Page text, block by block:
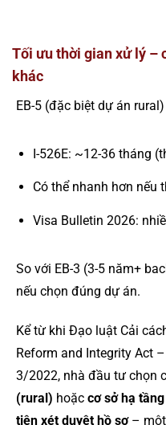
Tối ưu thời gian xử lý –
khác
EB-5 (đặc biệt dự án
I-526E: ~12-36 tháng
Có thể nhanh hơn nếu
Visa Bulletin 2026:
So với EB-3 (3-5 năm+
nếu chọn đúng dự án.
Kể từ khi Đạo luật Cải
Reform and Integrity Act
3/2022, nhà đầu tư chọn
(rural) hoặc cơ sở hạ
tiên xét duyệt hồ sơ– một